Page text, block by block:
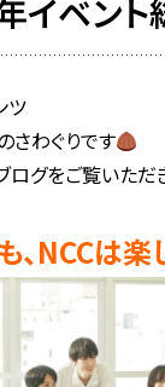
イベン
ツ
さわぐりです
ログをご覧いただ
、NCCは楽